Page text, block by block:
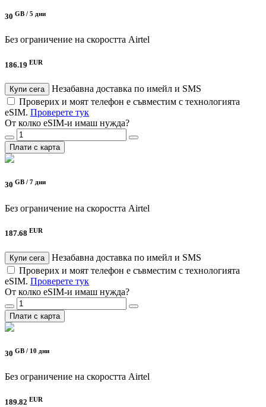
30 GB / 5 дни
Без ограничение на скоростта Airtel
186.19 EUR
Купи сега
Незабавна доставка по имейл и SMS
Проверих и моят телефон е съвместим с технологията
eSIM. Проверете тук
От колко eSIM-и имаш нужда?
Плати с карта
30 GB / 7 дни
Без ограничение на скоростта Airtel
187.68 EUR
Купи сега
Незабавна доставка по имейл и SMS
Проверих и моят телефон е съвместим с технологията
eSIM. Проверете тук
От колко eSIM-и имаш нужда?
Плати с карта
30 GB / 10 дни
Без ограничение на скоростта Airtel
189.82 EUR